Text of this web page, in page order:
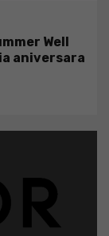
Well
aniversara